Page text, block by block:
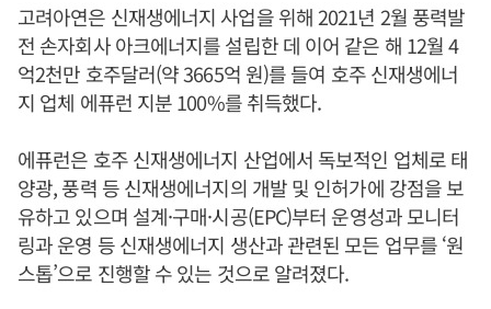
고려아연은 신재생에너지 사업을 위해 2021년 2월 풍력발
전 손자회사 아크에너지를 설립한 데 이어 같은 해 12월 4
억2천만 호주달러(약 3665억 원)를 들여 호주 신재생에너
지 업체 에퓨런 지분 100%를 취득했다.
에퓨런은 호주 신재생에너지 산업에서 독보적인 업체로 태
양광, 풍력 등 신재생에너지의 개발 및 인허가에 강점을 보
유하고 있으며 설계·구매·시공(EPC)부터 운영성과 모니터
링과 운영 등 신재생에너지 생산과 관련된 모든 업무를 ‘원
스톱’으로 진행할 수 있는 것으로 알려졌다.